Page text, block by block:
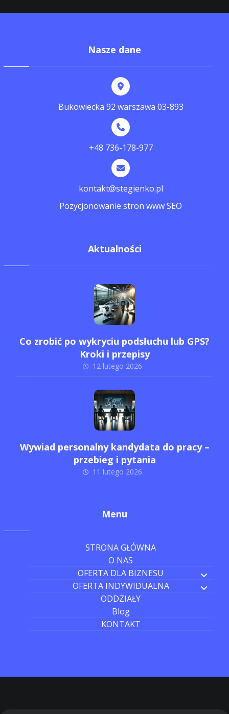
Nasze dane
Bukowiecka 92 warszawa 03-893
+48 736-178-977
kontakt@stegienko.pl
Pozycjonowanie stron www SEO
Aktualności
Co zrobić po wykryciu podsłuchu lub GPS?
Kroki i przepisy
12 lutego 2026
Wywiad personalny kandydata do pracy –
przebieg i pytania
11 lutego 2026
Menu
STRONA GŁÓWNA
O NAS
OFERTA DLA BIZNESU
OFERTA INDYWIDUALNA
ODDZIAŁY
Blog
KONTAKT